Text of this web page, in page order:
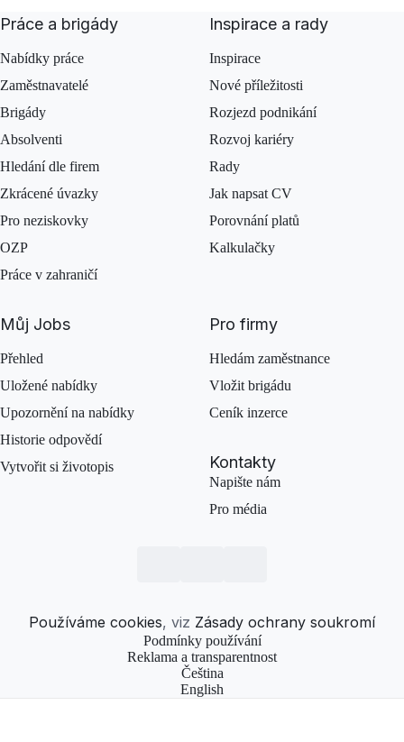
Práce a brigády
Nabídky práce
Zaměstnavatelé
Brigády
Absolventi
Hledání dle firem
Zkrácené úvazky
Pro neziskovky
OZP
Práce v zahraničí
Inspirace a rady
Inspirace
Nové příležitosti
Rozjezd podnikání
Rozvoj kariéry
Rady
Jak napsat CV
Porovnání platů
Kalkulačky
Můj Jobs
Přehled
Uložené nabídky
Upozornění na nabídky
Historie odpovědí
Vytvořit si životopis
Pro firmy
Hledám zaměstnance
Vložit brigádu
Ceník inzerce
Kontakty
Napište nám
Pro média
Používáme cookies, viz Zásady ochrany soukromí
Podmínky používání
Reklama a transparentnost
Čeština
English